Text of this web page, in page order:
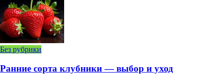
Без рубрики
Ранние сорта клубники — выбор и уход